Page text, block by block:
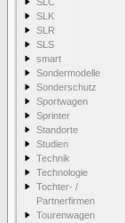
SLK
SLR
SLS
smart
Sondermodelle
Sonderschutz
Sportwagen
Sprinter
Standorte
Studien
Technik
Technologie
Tochter- /
Partnerfirmen
Tourenwagen